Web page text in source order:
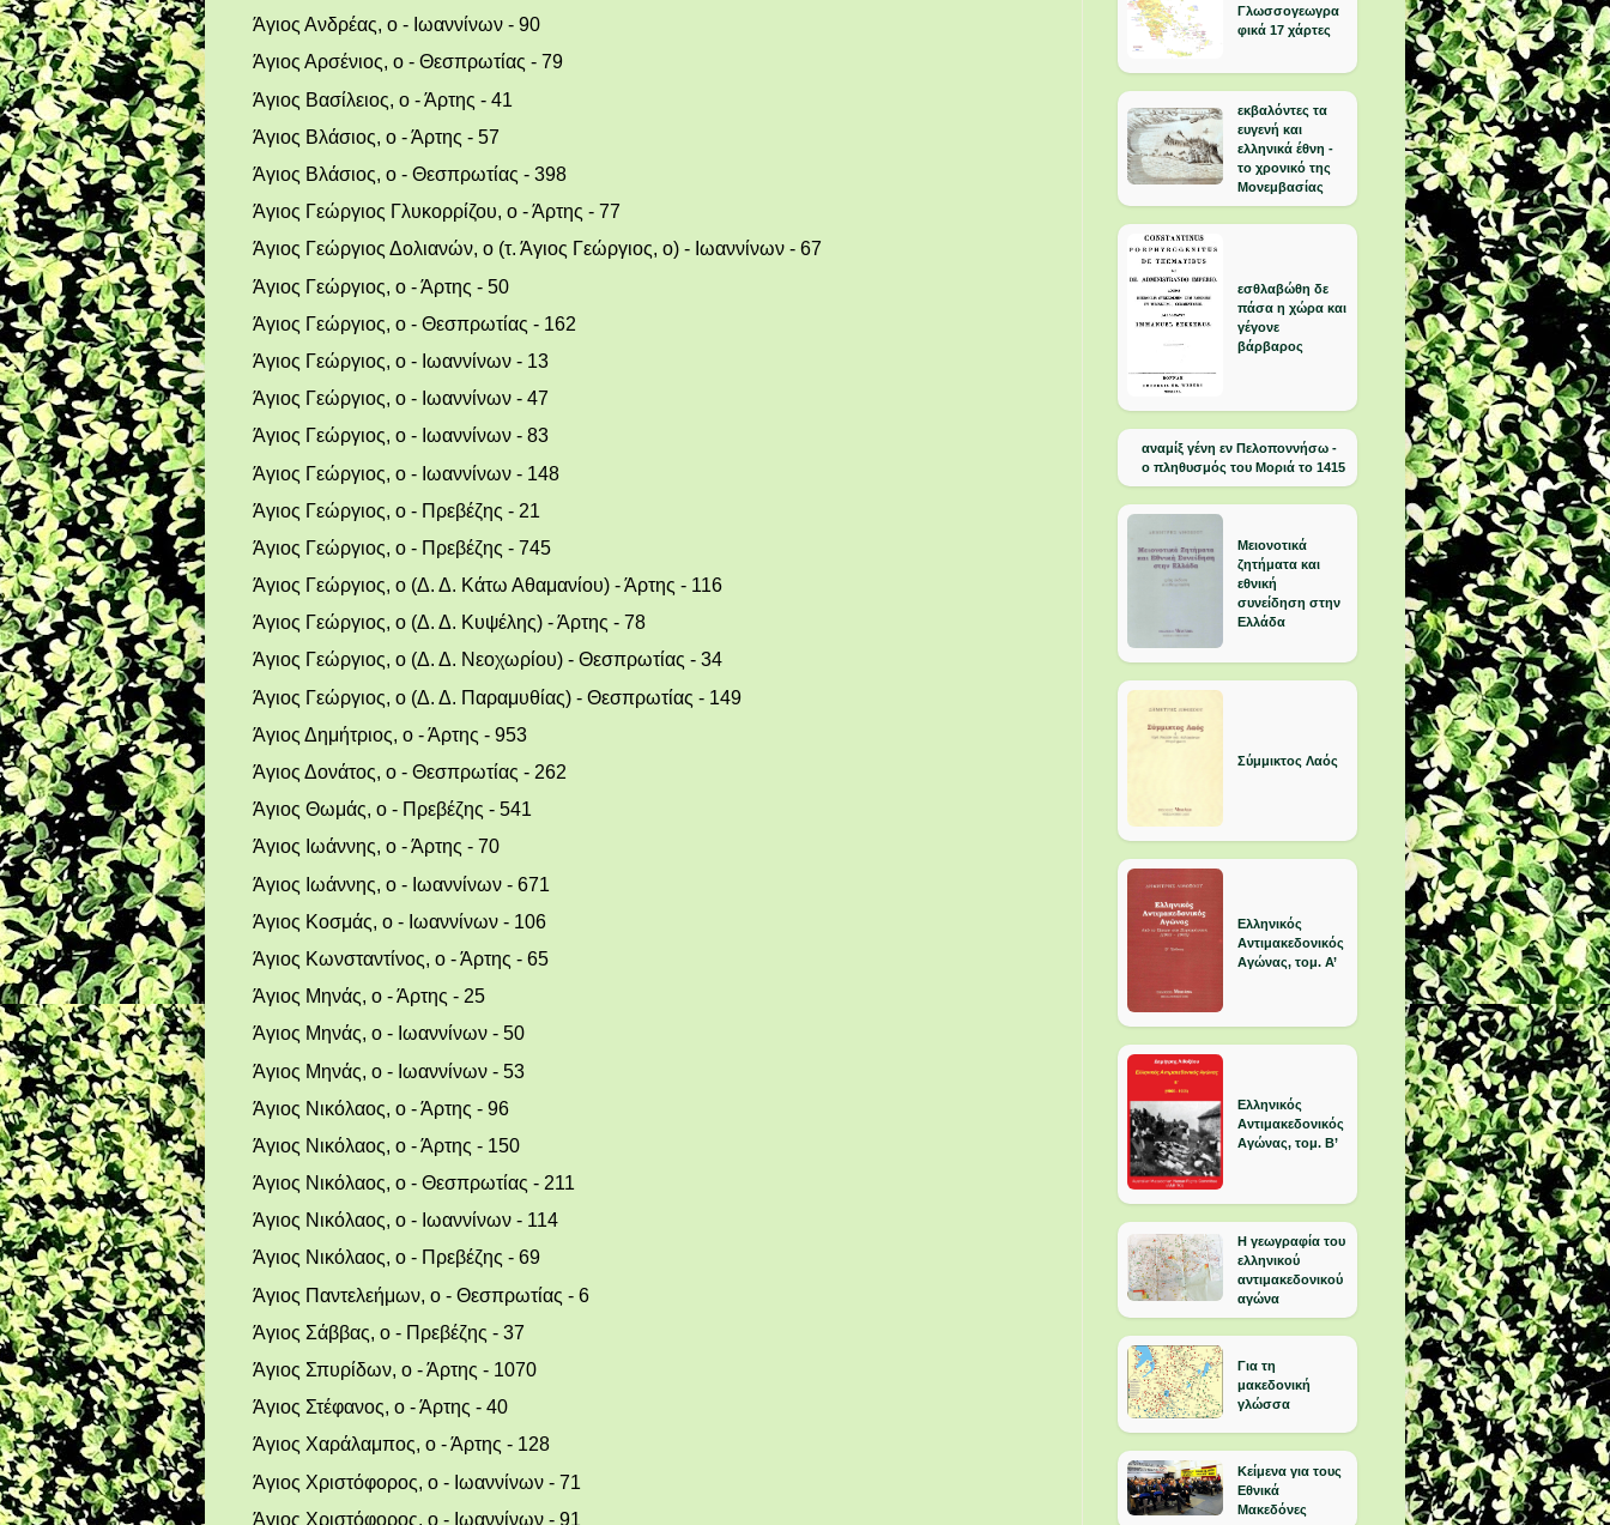
Άγιος Ανδρέας, ο - Ιωαννίνων - 90
Άγιος Αρσένιος, ο - Θεσπρωτίας - 79
Άγιος Βασίλειος, ο - Άρτης - 41
Άγιος Βλάσιος, ο - Άρτης - 57
Άγιος Βλάσιος, ο - Θεσπρωτίας - 398
Άγιος Γεώργιος Γλυκορρίζου, ο - Άρτης - 77
Άγιος Γεώργιος Δολιανών, ο (τ. Άγιος Γεώργιος, ο) - Ιωαννίνων - 67
Άγιος Γεώργιος, ο - Άρτης - 50
Άγιος Γεώργιος, ο - Θεσπρωτίας - 162
Άγιος Γεώργιος, ο - Ιωαννίνων - 13
Άγιος Γεώργιος, ο - Ιωαννίνων - 47
Άγιος Γεώργιος, ο - Ιωαννίνων - 83
Άγιος Γεώργιος, ο - Ιωαννίνων - 148
Άγιος Γεώργιος, ο - Πρεβέζης - 21
Άγιος Γεώργιος, ο - Πρεβέζης - 745
Άγιος Γεώργιος, ο (Δ. Δ. Κάτω Αθαμανίου) - Άρτης - 116
Άγιος Γεώργιος, ο (Δ. Δ. Κυψέλης) - Άρτης - 78
Άγιος Γεώργιος, ο (Δ. Δ. Νεοχωρίου) - Θεσπρωτίας - 34
Άγιος Γεώργιος, ο (Δ. Δ. Παραμυθίας) - Θεσπρωτίας - 149
Άγιος Δημήτριος, ο - Άρτης - 953
Άγιος Δονάτος, ο - Θεσπρωτίας - 262
Άγιος Θωμάς, ο - Πρεβέζης - 541
Άγιος Ιωάννης, ο - Άρτης - 70
Άγιος Ιωάννης, ο - Ιωαννίνων - 671
Άγιος Κοσμάς, ο - Ιωαννίνων - 106
Άγιος Κωνσταντίνος, ο - Άρτης - 65
Άγιος Μηνάς, ο - Άρτης - 25
Άγιος Μηνάς, ο - Ιωαννίνων - 50
Άγιος Μηνάς, ο - Ιωαννίνων - 53
Άγιος Νικόλαος, ο - Άρτης - 96
Άγιος Νικόλαος, ο - Άρτης - 150
Άγιος Νικόλαος, ο - Θεσπρωτίας - 211
Άγιος Νικόλαος, ο - Ιωαννίνων - 114
Άγιος Νικόλαος, ο - Πρεβέζης - 69
Άγιος Παντελεήμων, ο - Θεσπρωτίας - 6
Άγιος Σάββας, ο - Πρεβέζης - 37
Άγιος Σπυρίδων, ο - Άρτης - 1070
Άγιος Στέφανος, ο - Άρτης - 40
Άγιος Χαράλαμπος, ο - Άρτης - 128
Άγιος Χριστόφορος, ο - Ιωαννίνων - 71
Άγιος Χριστόφορος, ο - Ιωαννίνων - 91
Γλωσσογεωγρα
φικά 17 χάρτες
εκβαλόντες τα
ευγενή και
ελληνικά έθνη -
το χρονικό της
Μονεμβασίας
εσθλαβώθη δε
πάσα η χώρα και
γέγονε
βάρβαρος
αναμίξ γένη εν Πελοποννήσω -
ο πληθυσμός του Μοριά το 1415
Μειονοτικά
ζητήματα και
εθνική
συνείδηση στην
Ελλάδα
Σύμμικτος Λαός
Ελληνικός
Αντιμακεδονικός
Αγώνας, τομ. Α’
Ελληνικός
Αντιμακεδονικός
Αγώνας, τομ. Β’
Η γεωγραφία του
ελληνικού
αντιμακεδονικού
αγώνα
Για τη
μακεδονική
γλώσσα
Κείμενα για τους
Εθνικά
Μακεδόνες